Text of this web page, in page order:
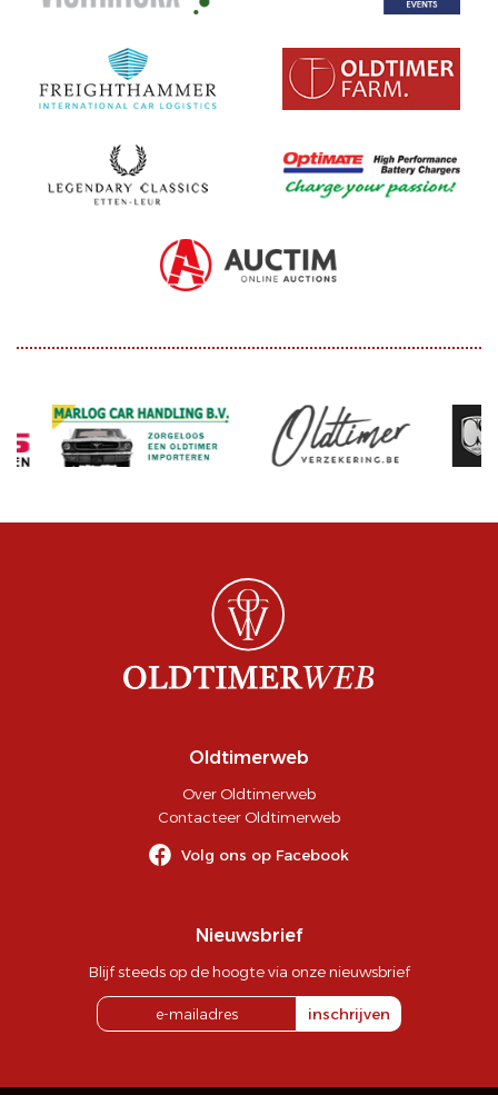
Oldtimerweb
Over Oldtimerweb
Contacteer Oldtimerweb
Volg ons op Facebook
Nieuwsbrief
Blijf steeds op de hoogte via onze nieuwsbrief
inschrijven